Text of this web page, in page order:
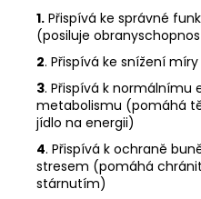
1. Přispívá ke správné
(posiluje
2. Přispívá ke snížení
3. Přispívá k normálnímu
metabolismu (pomáhá
jídlo na energii)
4. Přispívá k ochraně
stresem (pomáhá
stárnutím)